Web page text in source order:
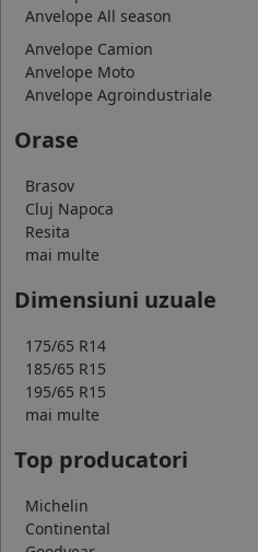
Anvelope All season
Anvelope Camion
Anvelope Moto
Anvelope Agroindustriale
Orase
Brasov
Cluj Napoca
Resita
mai multe
Dimensiuni uzuale
175/65 R14
185/65 R15
195/65 R15
mai multe
Top producatori
Michelin
Continental